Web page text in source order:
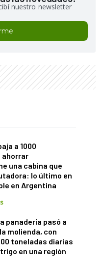
nuestro newsletter
a 1000
ahorrar
una cabina que
lo último en
en Argentina
panadería pasó a
molienda, con
toneladas diarias
en una región